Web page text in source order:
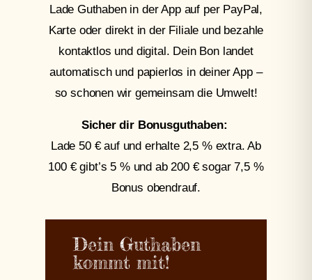
Lade Guthaben in der App auf per PayPal,
Karte oder direkt in der Filiale und bezahle
kontaktlos und digital. Dein Bon landet
automatisch und papierlos in deiner App –
so schonen wir gemeinsam die Umwelt!
Sicher dir Bonusguthaben:
Lade 50 € auf und erhalte 2,5 % extra. Ab
100 € gibt’s 5 % und ab 200 € sogar 7,5 %
Bonus obendrauf.
Dein Guthaben
kommt mit!